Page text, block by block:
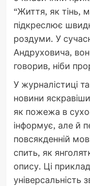
“Життя, як тінь,
підкреслює
роздуми. У
Андруховича,
говорив, ніби
У журналістиці
новини
як пожежа в
інформує, але й
повсякденній
спить, як
опису. Ці
універсальність